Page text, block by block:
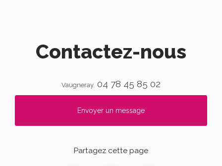
Contactez-nous
Vaugneray. 04 78 45 85 02
Envoyer un message
Partagez cette page